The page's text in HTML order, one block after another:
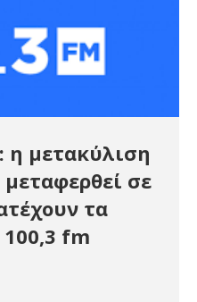
μετακύλιση
μεταφερθεί σε
τα
100,3 fm